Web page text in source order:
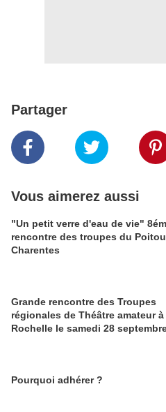
Partager
Vous aimerez aussi
"Un petit verre d'eau de vie"
rencontre des troupes du
Charentes
Grande rencontre des Troupes
régionales de Théâtre amateur à
Rochelle le samedi 28
Pourquoi adhérer ?